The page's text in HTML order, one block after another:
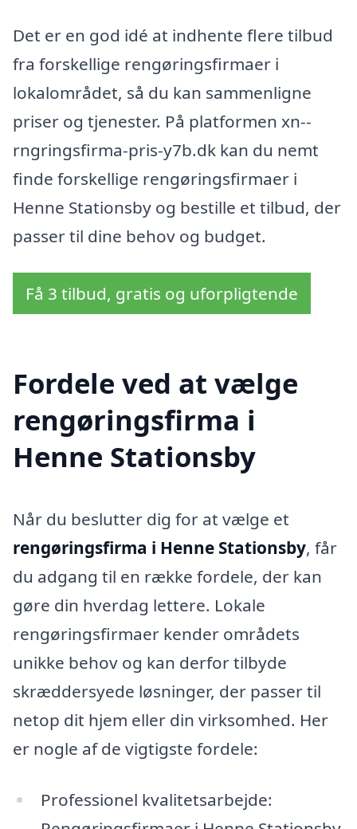
Det er en god idé at indhente flere tilbud
fra forskellige rengøringsfirmaer i
lokalområdet, så du kan sammenligne
priser og tjenester. På platformen xn--
rngringsfirma-pris-y7b.dk kan du nemt
finde forskellige rengøringsfirmaer i
Henne Stationsby og bestille et tilbud, der
passer til dine behov og budget.
Få 3 tilbud, gratis og uforpligtende
Fordele ved at vælge
rengøringsfirma i
Henne Stationsby
Når du beslutter dig for at vælge et
rengøringsfirma i Henne Stationsby, får
du adgang til en række fordele, der kan
gøre din hverdag lettere. Lokale
rengøringsfirmaer kender områdets
unikke behov og kan derfor tilbyde
skræddersyede løsninger, der passer til
netop dit hjem eller din virksomhed. Her
er nogle af de vigtigste fordele:
Professionel kvalitetsarbejde: